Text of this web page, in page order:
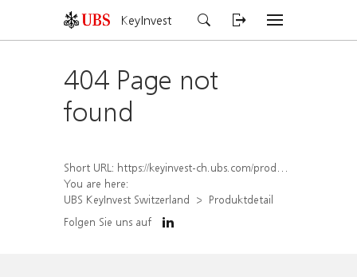
KeyInvest
404 Page not
found
Short URL: https://keyinvest-ch.ubs.com/produkt/detail/index/isin/CH1562159702
You are here:
UBS KeyInvest Switzerland
Produktdetail
Folgen Sie uns auf